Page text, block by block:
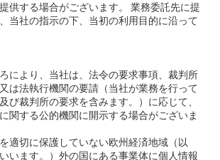
供する場合がございます。 業務委託先に提
当社の指示の下、当初の利用目的に沿って
により、当社は、法令の要求事項、裁判所
は法執行機関の要請（当社が業務を行って
び裁判所の要求を含みます。）に応じて、
関する公的機関に開示する場合がございま
適切に保護していない欧州経済地域（以
います。）外の国にある事業体に個人情報